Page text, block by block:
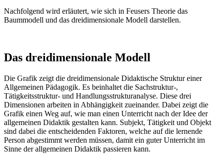
Nachfolgend wird erläutert, wie sich in Feusers Theorie das
Baummodell und das dreidimensionale Modell darstellen.
Das dreidimensionale Modell
Die Grafik zeigt die dreidimensionale Didaktische Struktur einer
Allgemeinen Pädagogik. Es beinhaltet die Sachstruktur-,
Tätigkeitsstruktur- und Handlungsstrukturanalyse. Diese drei
Dimensionen arbeiten in Abhängigkeit zueinander. Dabei zeigt die
Grafik einen Weg auf, wie man einen Unterricht nach der Idee der
allgemeinen Didaktik gestalten kann. Subjekt, Tätigkeit und Objekt
sind dabei die entscheidenden Faktoren, welche auf die lernende
Person abgestimmt werden müssen, damit ein guter Unterricht im
Sinne der allgemeinen Didaktik passieren kann.